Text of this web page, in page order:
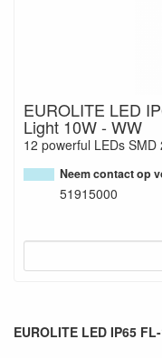
EUROLITE LED
Light 10W - WW
12 powerful LEDs
Neem contact op
51915000
EUROLITE LED IP65